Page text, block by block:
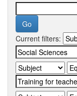
Current filters: